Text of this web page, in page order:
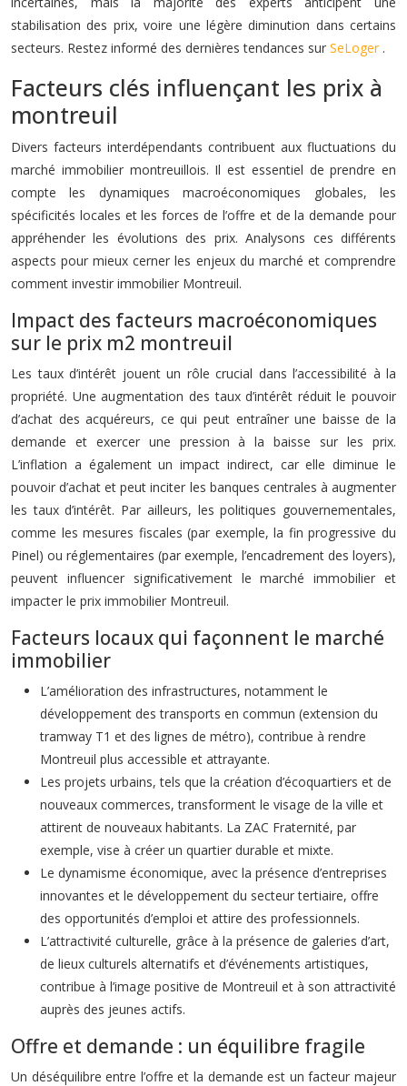
stabilisation des prix, voire une légère diminution dans certains
secteurs. Restez informé des dernières tendances sur SeLoger .
Facteurs clés influençant les prix à
montreuil
Divers facteurs interdépendants contribuent aux fluctuations du
marché immobilier montreuillois. Il est essentiel de prendre en
compte les dynamiques macroéconomiques globales, les
spécificités locales et les forces de l’offre et de la demande pour
appréhender les évolutions des prix. Analysons ces différents
aspects pour mieux cerner les enjeux du marché et comprendre
comment investir immobilier Montreuil.
Impact des facteurs macroéconomiques
sur le prix m2 montreuil
Les taux d’intérêt jouent un rôle crucial dans l’accessibilité à la
propriété. Une augmentation des taux d’intérêt réduit le pouvoir
d’achat des acquéreurs, ce qui peut entraîner une baisse de la
demande et exercer une pression à la baisse sur les prix.
L’inflation a également un impact indirect, car elle diminue le
pouvoir d’achat et peut inciter les banques centrales à augmenter
les taux d’intérêt. Par ailleurs, les politiques gouvernementales,
comme les mesures fiscales (par exemple, la fin progressive du
Pinel) ou réglementaires (par exemple, l’encadrement des loyers),
peuvent influencer significativement le marché immobilier et
impacter le prix immobilier Montreuil.
Facteurs locaux qui façonnent le marché
immobilier
L’amélioration des infrastructures, notamment le
développement des transports en commun (extension du
tramway T1 et des lignes de métro), contribue à rendre
Montreuil plus accessible et attrayante.
Les projets urbains, tels que la création d’écoquartiers et de
nouveaux commerces, transforment le visage de la ville et
attirent de nouveaux habitants. La ZAC Fraternité, par
exemple, vise à créer un quartier durable et mixte.
Le dynamisme économique, avec la présence d’entreprises
innovantes et le développement du secteur tertiaire, offre
des opportunités d’emploi et attire des professionnels.
L’attractivité culturelle, grâce à la présence de galeries d’art,
de lieux culturels alternatifs et d’événements artistiques,
contribue à l’image positive de Montreuil et à son attractivité
auprès des jeunes actifs.
Offre et demande : un équilibre fragile
Un déséquilibre entre l’offre et la demande est un facteur majeur